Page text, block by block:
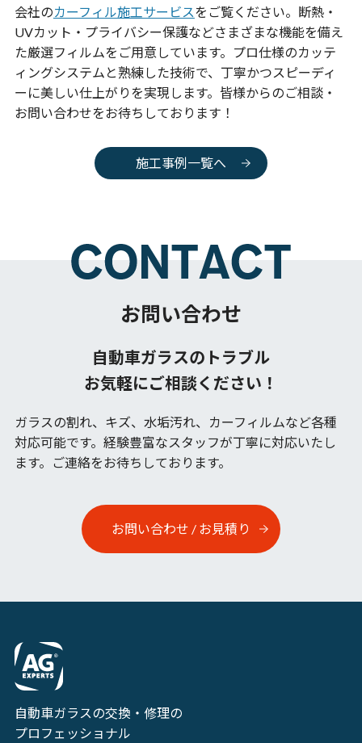
会社のカーフィル施工サービス をご覧ください。断熱・
UVカット・プライバシー保護などさまざまな機能を備え
た厳選フィルムをご用意しています。プロ仕様のカッテ
ィングシステムと熟練した技術で、丁寧かつスピーディ
ーに美しい仕上がりを実現します。皆様からのご相談・
お問い合わせをお待ちしております！
施工事例一覧へ
お問い合わせ
自動車ガラスのトラブル
お気軽にご相談ください！
ガラスの割れ、キズ、水垢汚れ、カーフィルムなど各種
対応可能です。 経験豊富なスタッフが丁寧に対応いたし
ます。ご連絡をお待ちしております。
お問い合わせ / お見積り
自動車ガラスの交換・修理の
プロフェッショナル